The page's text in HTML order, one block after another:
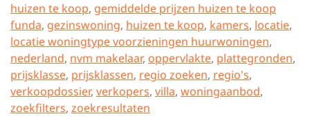
huizen te koop, gemiddelde prijzen huizen te koop
funda, gezinswoning, huizen te koop, kamers, locatie,
locatie woningtype voorzieningen huurwoningen,
nederland, nvm makelaar, oppervlakte, plattegronden,
prijsklasse, prijsklassen, regio zoeken, regio's,
verkoopdossier, verkopers, villa, woningaanbod,
zoekfilters, zoekresultaten